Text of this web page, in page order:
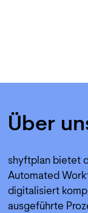
Über
shyftplan bietet
Automated
digitalisiert
ausgeführte